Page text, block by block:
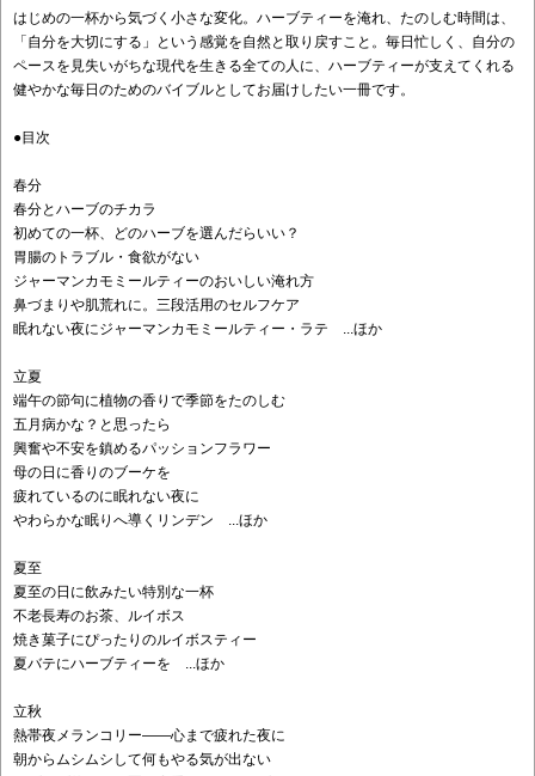
はじめの一杯から気づく小さな変化。ハーブティーを淹れ、たのしむ時間は、
「自分を大切にする」という感覚を自然と取り戻すこと。毎日忙しく、自分の
ペースを見失いがちな現代を生きる全ての人に、ハーブティーが支えてくれる
健やかな毎日のためのバイブルとしてお届けしたい一冊です。
●目次
春分
春分とハーブのチカラ
初めての一杯、どのハーブを選んだらいい？
胃腸のトラブル・食欲がない
ジャーマンカモミールティーのおいしい淹れ方
鼻づまりや肌荒れに。三段活用のセルフケア
眠れない夜にジャーマンカモミールティー・ラテ ...ほか
立夏
端午の節句に植物の香りで季節をたのしむ
五月病かな？と思ったら
興奮や不安を鎮めるパッションフラワー
母の日に香りのブーケを
疲れているのに眠れない夜に
やわらかな眠りへ導くリンデン ...ほか
夏至
夏至の日に飲みたい特別な一杯
不老長寿のお茶、ルイボス
焼き菓子にぴったりのルイボスティー
夏バテにハーブティーを ...ほか
立秋
熱帯夜メランコリー——心まで疲れた夜に
朝からムシムシして何もやる気が出ない